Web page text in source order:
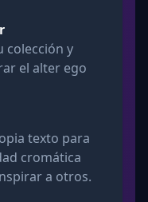
colección y
el alter ego
texto para
cromática
a otros.